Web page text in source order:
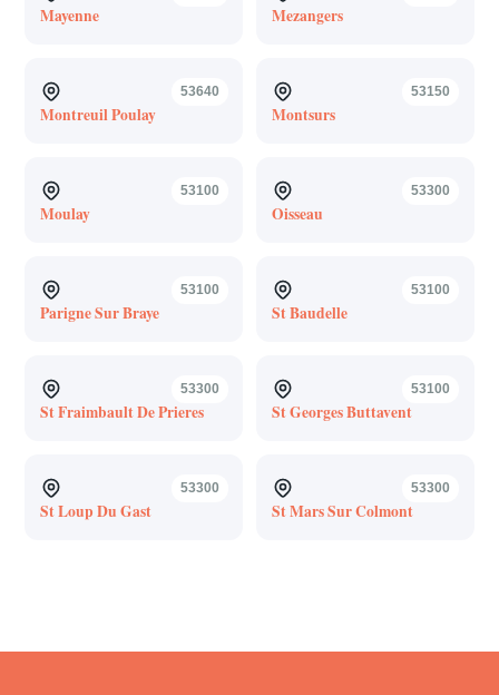
Mayenne Mezangers
53640
Montreuil Poulay
53150
Montsurs
53100
Moulay
53300
Oisseau
53100
Parigne Sur Braye
53100
St Baudelle
53300
St Fraimbault De Prieres
53100
St Georges Buttavent
53300
St Loup Du Gast
53300
St Mars Sur Colmont